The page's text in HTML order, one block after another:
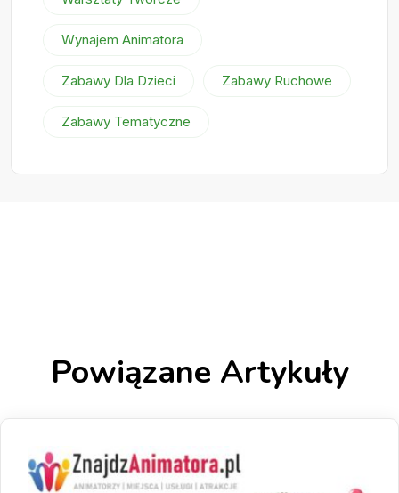
Wynajem Animatora
Zabawy Dla Dzieci Zabawy Ruchowe
Zabawy Tematyczne
Powiązane Artykuły